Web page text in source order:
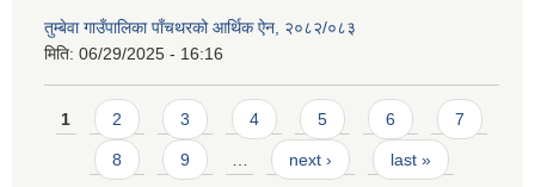
तुम्बेवा गाउँपालिका पाँचथरको आर्थिक ऐन, २०८२/०८३
मिति: 06/29/2025 - 16:16
Pages
1 2 3 4 5 6 7
8 9 next › last »